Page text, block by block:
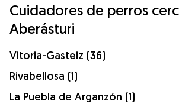
Cuidadores de perros
Aberásturi
Vitoria-Gasteiz (36)
Rivabellosa (1)
La Puebla de Arganzón (1)